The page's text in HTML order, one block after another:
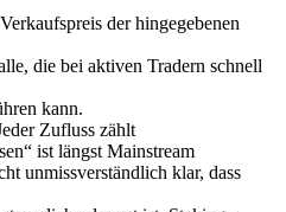
der hingegebenen
die bei aktiven Tradern schnell
kann.
Zufluss zählt
ist längst Mainstream
unmissverständlich klar, dass